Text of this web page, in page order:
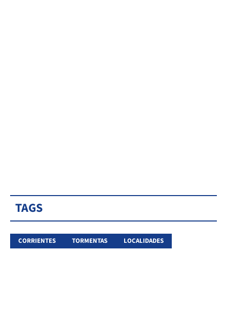
TAGS
CORRIENTES TORMENTAS LOCALIDADES